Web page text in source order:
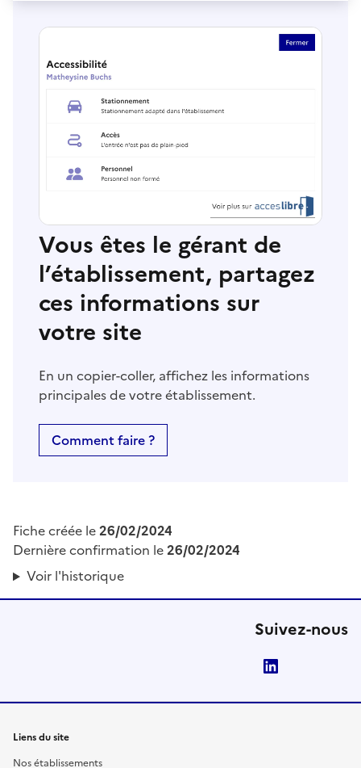
Vous êtes le gérant de
l’établissement, partagez
ces informations sur
votre site
En un copier-coller, affichez les informations
principales de votre établissement.
Comment faire ?
Fiche créée le26/02/2024
Dernière confirmation le26/02/2024
Voir l'historique
Suivez-nous
Liens du site
Nos établissements